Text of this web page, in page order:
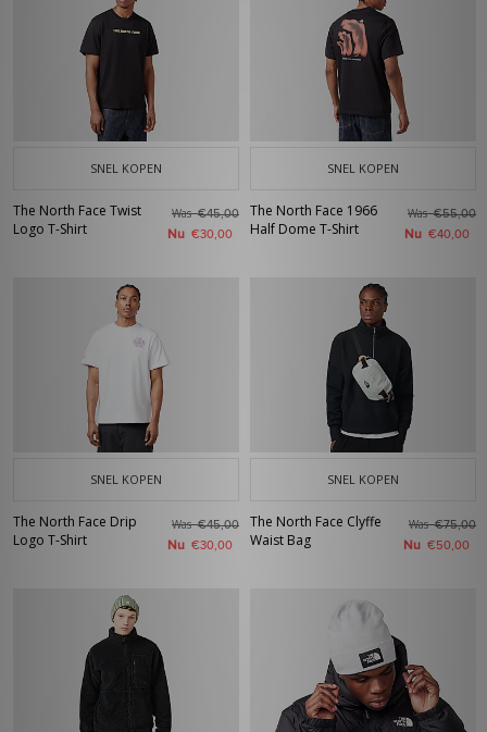
SNEL KOPEN
The North Face Twist
Logo T-Shirt
Was€45,00
Nu €30,00
SNEL KOPEN
The North Face 1966
Half Dome T-Shirt
Was€55,00
Nu €40,00
SNEL KOPEN
The North Face Drip
Logo T-Shirt
Was€45,00
Nu €30,00
SNEL KOPEN
The North Face Clyffe
Waist Bag
Was€75,00
Nu €50,00